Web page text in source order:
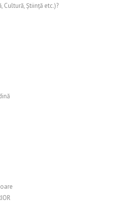
Cultură, Știință etc.)?